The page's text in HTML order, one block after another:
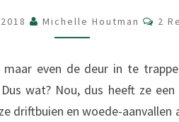
DE
JONGSTE”
Michelle Houtman 2
even de deur in te
wat? Nou, dus heeft ze
driftbuien en woede-aanvallen